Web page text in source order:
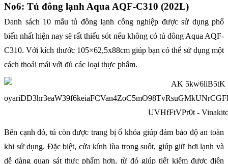
No6: Tủ đông lạnh Aqua AQF-C310 (202L)
Danh sách 10 mẫu tủ đông lạnh công nghiệp được sử dụng phổ
biến nhất hiện nay sẽ rất thiếu sót nếu không có tủ đông Aqua AQF-
C310. Với kích thước 105×62,5x88cm giúp bạn có thể sử dụng một
cách thoải mái với đủ các loại thực phẩm.
Bên cạnh đó, tủ còn được trang bị ổ khóa giúp đảm bảo độ an toàn
khi sử dụng. Đặc biệt, cửa kính lùa trong suốt, giúp giữ hơi lạnh và
dễ dàng quan sát thực phẩm hơn, từ đó giúp tiết kiệm được điện